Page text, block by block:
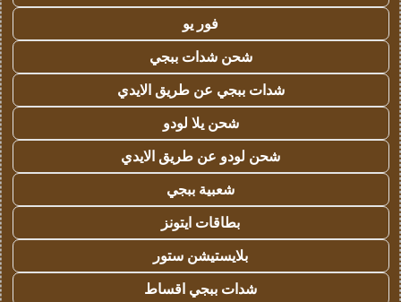
فور يو
شحن شدات ببجي
شدات ببجي عن طريق الايدي
شحن يلا لودو
شحن لودو عن طريق الايدي
شعبية ببجي
بطاقات ايتونز
بلايستيشن ستور
شدات ببجي اقساط